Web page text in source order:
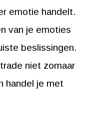
emotie handelt.
van je emoties
beslissingen.
niet zomaar
handel je met